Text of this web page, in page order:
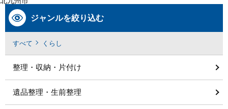
ジャンルを絞り込む
すべて くらし
整理・収納・片付け
遺品整理・生前整理